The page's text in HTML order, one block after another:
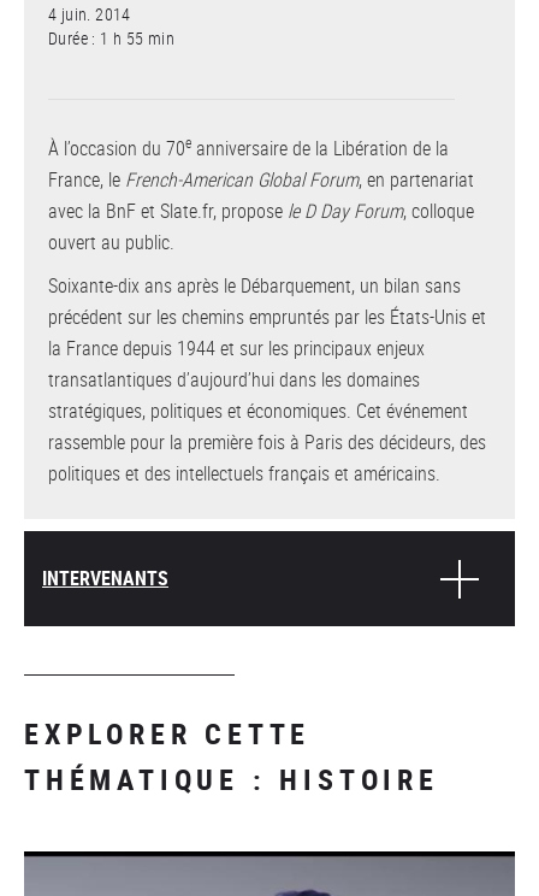
4 juin. 2014
Durée : 1 h 55 min
À l’occasion du 70e anniversaire de la Libération de la
France, le French-American Global Forum, en partenariat
avec la BnF et Slate.fr, propose le D Day Forum, colloque
ouvert au public.
Soixante-dix ans après le Débarquement, un bilan sans
précédent sur les chemins empruntés par les États-Unis et
la France depuis 1944 et sur les principaux enjeux
transatlantiques d’aujourd’hui dans les domaines
stratégiques, politiques et économiques. Cet événement
rassemble pour la première fois à Paris des décideurs, des
politiques et des intellectuels français et américains.
INTERVENANTS
EXPLORER CETTE
THÉMATIQUE : HISTOIRE